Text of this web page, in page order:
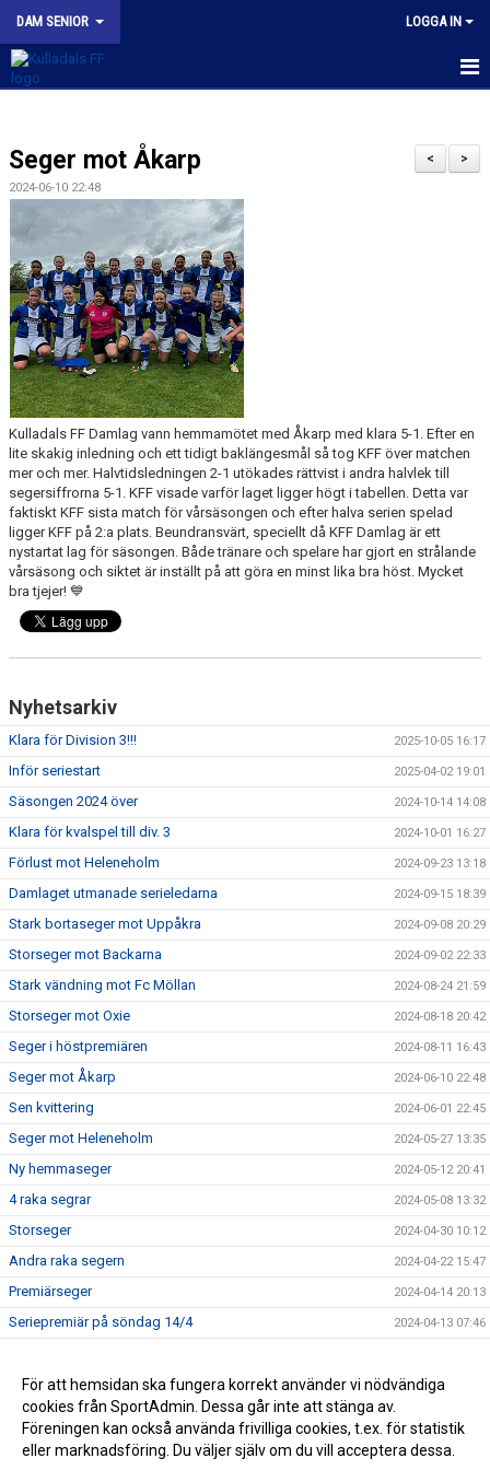
DAM SENIOR LOGGA IN
NYHETER
KALENDER
MATCHER
TRUPPEN
BILDGALLERI
DOKUMENT
KONTAKT
KFF DAM INSTAGRAM
>
<
Seger mot Åkarp
2024-06-10 22:48
Kulladals FF Damlag vann hemmamötet med Åkarp med klara 5-1. Efter en
lite skakig inledning och ett tidigt baklängesmål så tog KFF över matchen
mer och mer. Halvtidsledningen 2-1 utökades rättvist i andra halvlek till
segersiffrorna 5-1. KFF visade varför laget ligger högt i tabellen. Detta var
faktiskt KFF sista match för vårsäsongen och efter halva serien spelad
ligger KFF på 2:a plats. Beundransvärt, speciellt då KFF Damlag är ett
nystartat lag för säsongen. Både tränare och spelare har gjort en strålande
vårsäsong och siktet är inställt på att göra en minst lika bra höst. Mycket
bra tjejer! 💙
Nyhetsarkiv
Klara för Division 3!!! 2025-10-05 16:17
Inför seriestart 2025-04-02 19:01
Säsongen 2024 över 2024-10-14 14:08
Klara för kvalspel till div. 3 2024-10-01 16:27
Förlust mot Heleneholm 2024-09-23 13:18
Damlaget utmanade serieledarna 2024-09-15 18:39
Stark bortaseger mot Uppåkra 2024-09-08 20:29
Storseger mot Backarna 2024-09-02 22:33
Stark vändning mot Fc Möllan 2024-08-24 21:59
Storseger mot Oxie 2024-08-18 20:42
Seger i höstpremiären 2024-08-11 16:43
Seger mot Åkarp 2024-06-10 22:48
Sen kvittering 2024-06-01 22:45
Seger mot Heleneholm 2024-05-27 13:35
Ny hemmaseger 2024-05-12 20:41
4 raka segrar 2024-05-08 13:32
Storseger 2024-04-30 10:12
Andra raka segern 2024-04-22 15:47
Premiärseger 2024-04-14 20:13
Seriepremiär på söndag 14/4 2024-04-13 07:46
Seger i nypremiären 2024-02-26 17:00
Träningsstart 16/1 2024-01-13 12:04
För att hemsidan ska fungera korrekt använder vi nödvändiga
cookies från SportAdmin. Dessa går inte att stänga av.
Föreningen kan också använda frivilliga cookies, t.ex. för statistik
eller marknadsföring. Du väljer själv om du vill acceptera dessa.